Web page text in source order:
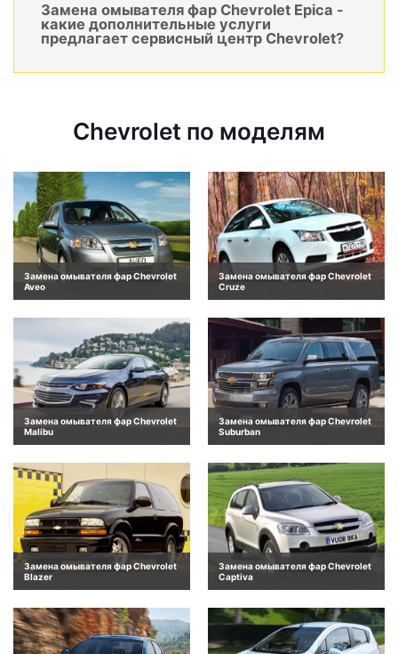
Замена омывателя фар Chevrolet Epica -
какие дополнительные услуги
предлагает сервисный центр Chevrolet?
Chevrolet по моделям
Замена омывателя фар Chevrolet
Aveo
Замена омывателя фар Chevrolet
Cruze
Замена омывателя фар Chevrolet
Malibu
Замена омывателя фар Chevrolet
Suburban
Замена омывателя фар Chevrolet
Blazer
Замена омывателя фар Chevrolet
Captiva